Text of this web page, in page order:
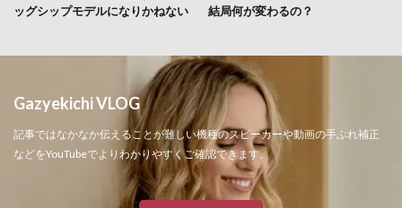
ッグシップモデルになりかねない
結局何が変わるの？
Gazyekichi VLOG
記事ではなかなか伝えることが難しい機種のスピーカーや動画の手ぶれ補正
などをYouTubeでよりわかりやすくご確認できます。